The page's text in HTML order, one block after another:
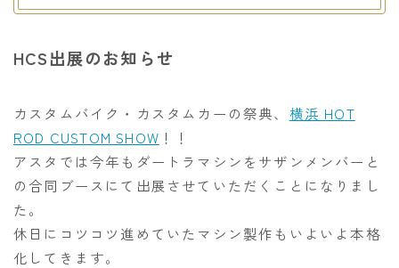
HCS出展のお知らせ
カスタムバイク・カスタムカーの祭典、 横浜 HOT
ROD CUSTOM SHOW ！！
アスタでは今年もダートラマシンをサザンメンバーと
の合同ブースにて出展させていただくことになりまし
た。
休日にコツコツ進めていたマシン製作もいよいよ本格
化してきます。